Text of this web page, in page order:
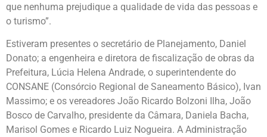
que nenhuma prejudique a qualidade de vida das pessoas e
o turismo”.
Estiveram presentes o secretário de Planejamento, Daniel
Donato; a engenheira e diretora de fiscalização de obras da
Prefeitura, Lúcia Helena Andrade, o superintendente do
CONSANE (Consórcio Regional de Saneamento Básico), Ivan
Massimo; e os vereadores João Ricardo Bolzoni Ilha, João
Bosco de Carvalho, presidente da Câmara, Daniela Bacha,
Marisol Gomes e Ricardo Luiz Nogueira. A Administração